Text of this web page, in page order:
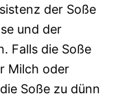
der Soße
und der
Falls die Soße
Milch oder
Soße zu dünn